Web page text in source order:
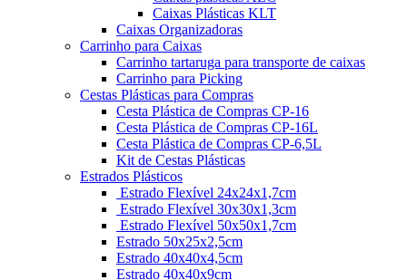
Caixas Plásticas KLT
Caixas Organizadoras
Carrinho para Caixas
Carrinho tartaruga para transporte de caixas
Carrinho para Picking
Cestas Plásticas para Compras
Cesta Plástica de Compras CP-16
Cesta Plástica de Compras CP-16L
Cesta Plástica de Compras CP-6,5L
Kit de Cestas Plásticas
Estrados Plásticos
Estrado Flexível 24x24x1,7cm
Estrado Flexível 30x30x1,3cm
Estrado Flexível 50x50x1,7cm
Estrado 50x25x2,5cm
Estrado 40x40x4,5cm
Estrado 40x40x9cm